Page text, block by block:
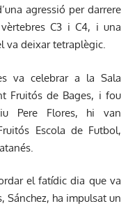
agressió per darrere
C3 i C4, i una
va deixar tetraplègic.
va celebrar a la Sala
Fruitós de Bages, i fou
Pere Flores, hi van
Escola de Futbol,
el fatídic dia que va
Sánchez, ha impulsat un